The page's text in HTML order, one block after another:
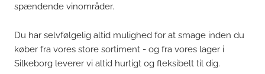
spændende vinområder.
Du har selvfølgelig altid mulighed for at smage inden du
køber fra vores store sortiment - og fra vores lager i
Silkeborg leverer vi altid hurtigt og fleksibelt til dig.